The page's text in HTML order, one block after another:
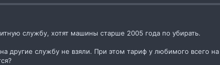
службу, хотят машины старше 2005 года по убирать.
другие службу не взяли. При этом тариф у любимого всего